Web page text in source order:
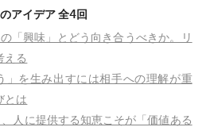
アイデア 全4回
「興味」とどう向き合うべきか。リ
える
」を生み出すには相手への理解が重
とは
人に提供する知恵こそが「価値ある